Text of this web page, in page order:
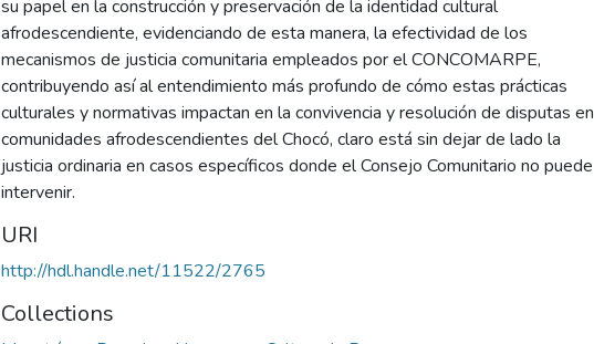
su papel en la construcción y preservación de la identidad cultural
afrodescendiente, evidenciando de esta manera, la efectividad de los
mecanismos de justicia comunitaria empleados por el CONCOMARPE,
contribuyendo así al entendimiento más profundo de cómo estas prácticas
culturales y normativas impactan en la convivencia y resolución de disputas en
comunidades afrodescendientes del Chocó, claro está sin dejar de lado la
justicia ordinaria en casos específicos donde el Consejo Comunitario no puede
intervenir.
URI
http://hdl.handle.net/11522/2765
Collections